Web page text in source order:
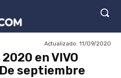
Actualizado: 11/09/2020
en VIVO
De septiembre